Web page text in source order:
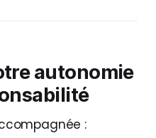
autonomie
: